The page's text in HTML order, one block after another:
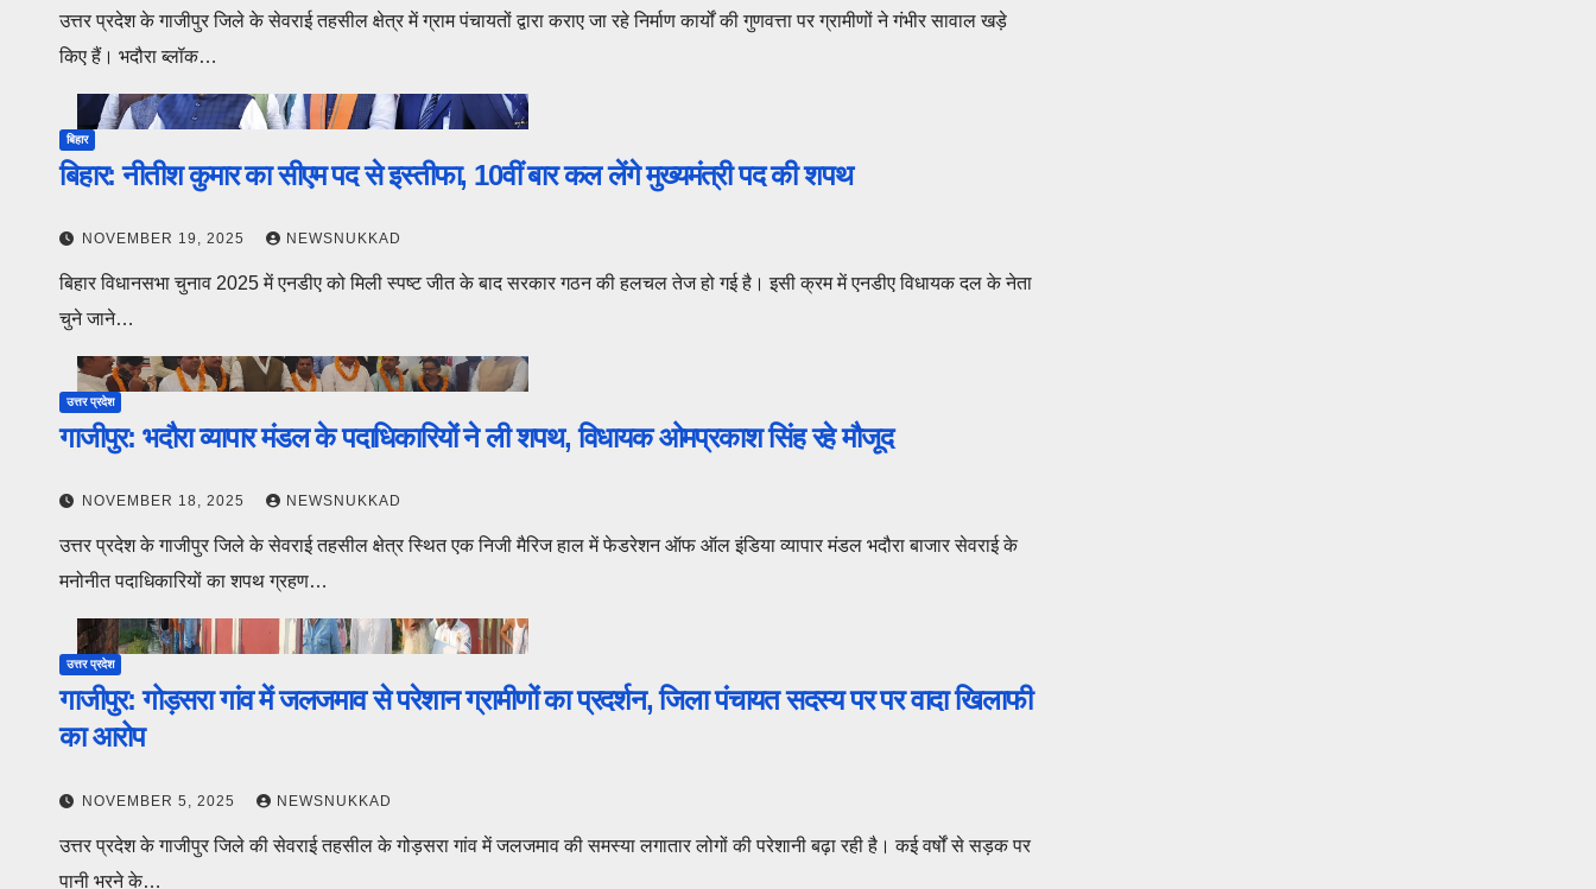
उत्तर प्रदेश के गाजीपुर जिले के सेवराई तहसील क्षेत्र में ग्राम पंचायतों द्वारा कराए जा रहे निर्माण कार्यों की गुणवत्ता पर ग्रामीणों ने गंभीर सावाल खड़े
किए हैं। भदौरा ब्लॉक…
बिहार
बिहार: नीतीश कुमार का सीएम पद से इस्तीफा, 10वीं बार कल लेंगे मुख्यमंत्री पद की शपथ
NOVEMBER 19, 2025 NEWSNUKKAD
बिहार विधानसभा चुनाव 2025 में एनडीए को मिली स्पष्ट जीत के बाद सरकार गठन की हलचल तेज हो गई है। इसी क्रम में एनडीए विधायक दल के नेता
चुने जाने…
उत्तर प्रदेश
गाजीपुर: भदौरा व्यापार मंडल के पदाधिकारियों ने ली शपथ, विधायक ओमप्रकाश सिंह रहे मौजूद
NOVEMBER 18, 2025 NEWSNUKKAD
उत्तर प्रदेश के गाजीपुर जिले के सेवराई तहसील क्षेत्र स्थित एक निजी मैरिज हाल में फेडरेशन ऑफ ऑल इंडिया व्यापार मंडल भदौरा बाजार सेवराई के
मनोनीत पदाधिकारियों का शपथ ग्रहण…
उत्तर प्रदेश
गाजीपुर: गोड़सरा गांव में जलजमाव से परेशान ग्रामीणों का प्रदर्शन, जिला पंचायत सदस्य पर पर वादा खिलाफी
का आरोप
NOVEMBER 5, 2025 NEWSNUKKAD
उत्तर प्रदेश के गाजीपुर जिले की सेवराई तहसील के गोड़सरा गांव में जलजमाव की समस्या लगातार लोगों की परेशानी बढ़ा रही है। कई वर्षों से सड़क पर
पानी भरने के…